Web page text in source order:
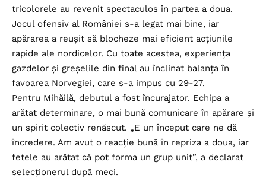
tricolorele au revenit spectaculos în partea a doua.
Jocul ofensiv al României s-a legat mai bine, iar
apărarea a reușit să blocheze mai eficient acțiunile
rapide ale nordicelor. Cu toate acestea, experiența
gazdelor și greșelile din final au înclinat balanța în
favoarea Norvegiei, care s-a impus cu 29-27.
Pentru Mihăilă, debutul a fost încurajator. Echipa a
arătat determinare, o mai bună comunicare în apărare și
un spirit colectiv renăscut. „E un început care ne dă
încredere. Am avut o reacție bună în repriza a doua, iar
fetele au arătat că pot forma un grup unit”, a declarat
selecționerul după meci.